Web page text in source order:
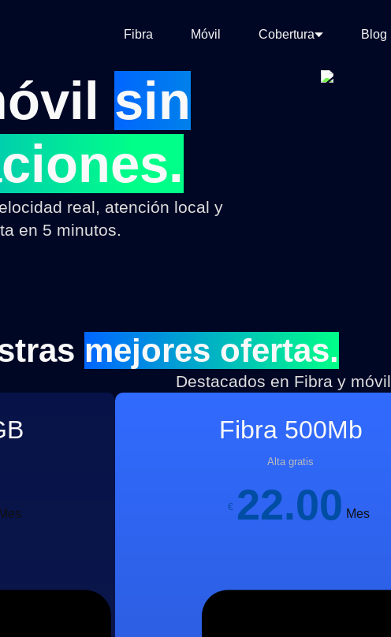
Fibra Móvil Cobertura Blog
sin
real, atención local y
en 5 minutos.
mejores ofertas.
Destacados en Fibra y móvil
Mes
Fibra 500Mb
Alta gratis
€ 22.00 Mes